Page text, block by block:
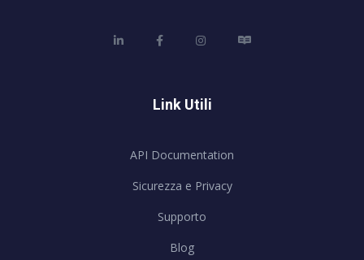
Link Utili
API Documentation
Sicurezza e Privacy
Supporto
Blog